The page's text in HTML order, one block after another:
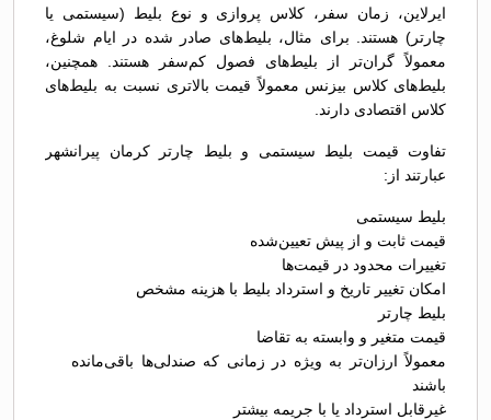
ایرلاین، زمان سفر، کلاس پروازی و نوع بلیط (سیستمی یا
چارتر) هستند. برای مثال، بلیط‌های صادر شده در ایام شلوغ،
معمولاً گران‌تر از بلیط‌های فصول کم‌سفر هستند. همچنین،
بلیط‌های کلاس بیزنس معمولاً قیمت بالاتری نسبت به بلیط‌های
کلاس اقتصادی دارند.
تفاوت قیمت بلیط سیستمی و بلیط چارتر کرمان پیرانشهر
عبارتند از:
بلیط سیستمی
قیمت ثابت و از پیش تعیین‌شده
تغییرات محدود در قیمت‌ها
امکان تغییر تاریخ و استرداد بلیط با هزینه مشخص
بلیط چارتر
قیمت متغیر و وابسته به تقاضا
معمولاً ارزان‌تر به ویژه در زمانی که صندلی‌ها باقی‌مانده
باشند
غیرقابل استرداد یا با جریمه بیشتر